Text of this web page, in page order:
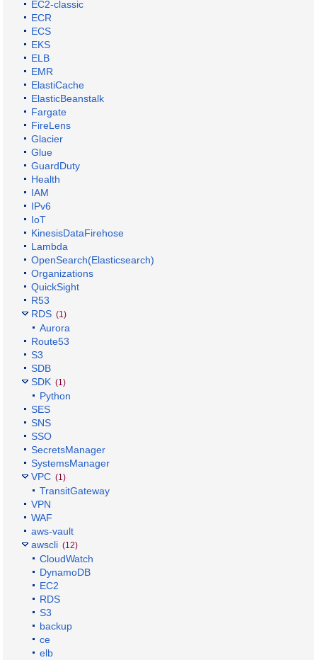
EC2-classic
ECR
ECS
EKS
ELB
EMR
ElastiCache
ElasticBeanstalk
Fargate
FireLens
Glacier
Glue
GuardDuty
Health
IAM
IPv6
IoT
KinesisDataFirehose
Lambda
OpenSearch(Elasticsearch)
Organizations
QuickSight
R53
RDS (1)
Aurora
Route53
S3
SDB
SDK (1)
Python
SES
SNS
SSO
SecretsManager
SystemsManager
VPC (1)
TransitGateway
VPN
WAF
aws-vault
awscli (12)
CloudWatch
DynamoDB
EC2
RDS
S3
backup
ce
elb